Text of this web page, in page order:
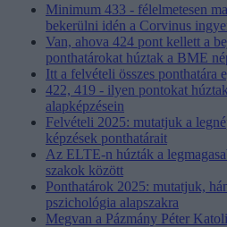
Minimum 433 - félelmetesen
bekerülni idén a Corvinus
Van, ahova 424 pont kellett a
ponthatárokat húztak a BME
Itt a felvételi összes ponthatára
422, 419 - ilyen pontokat
alapképzésein
Felvételi 2025: mutatjuk a
képzések ponthatárait
Az ELTE-n húzták a
szakok között
Ponthatárok 2025: mutatjuk,
pszichológia alapszakra
Megvan a Pázmány Péter